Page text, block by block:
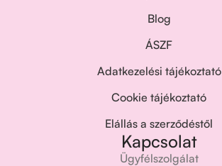
Blog
ÁSZF
Adatkezelési tájékoztató
Cookie tájékoztató
Elállás a szerződéstől
Kapcsolat
Ügyfélszolgálat